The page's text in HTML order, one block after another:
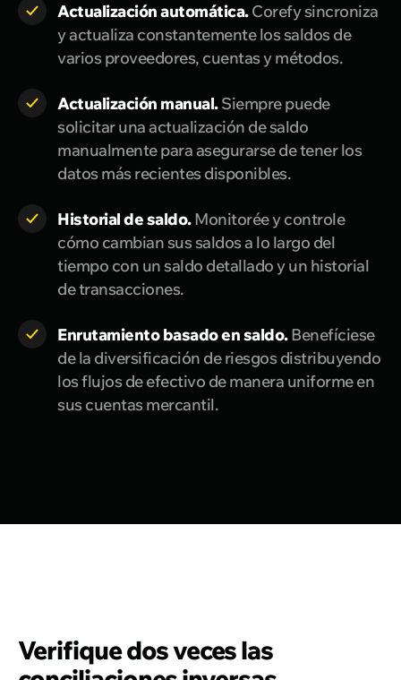
Actualización automática.Corefy sincroniza
y actualiza constantemente los saldos de
varios proveedores, cuentas y métodos.
Actualización manual.Siempre puede
solicitar una actualización de saldo
manualmente para asegurarse de tener los
datos más recientes disponibles.
Historial de saldo.Monitorée y controle
cómo cambian sus saldos a lo largo del
tiempo con un saldo detallado y un historial
de transacciones.
Enrutamiento basado en saldo.Benefíciese
de la diversificación de riesgos distribuyendo
los flujos de efectivo de manera uniforme en
sus cuentas mercantil.
Verifique dos veces las